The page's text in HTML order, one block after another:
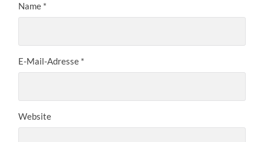
Name *
E-Mail-Adresse *
Website